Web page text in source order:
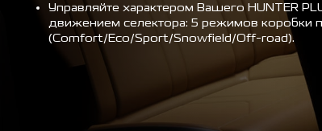
Управляйте характером Вашего HUNTER
движением селектора: 5 режимов коробки
(Comfort/Eco/Sport/Snowfield/Off-road).